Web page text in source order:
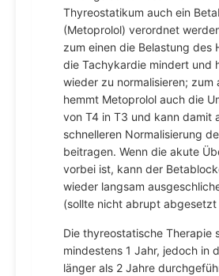
Thyreostatikum auch ein
(Metoprolol) verordnet
zum einen die Belastung des
die Tachykardie mindert und
wieder zu normalisieren; zum
hemmt Metoprolol auch die
von T4 in T3 und kann damit
schnelleren Normalisierung
beitragen. Wenn die akute
vorbei ist, kann der
wieder langsam
(sollte nicht abrupt abgesetzt
Die thyreostatische Therapie
mindestens 1 Jahr, jedoch in
länger als 2 Jahre